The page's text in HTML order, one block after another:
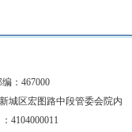
：467000
城区宏图路中段管委会院内
4104000011